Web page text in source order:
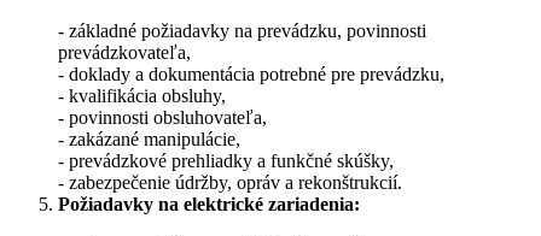
- základné požiadavky na prevádzku, povinnosti
prevádzkovateľa,
- doklady a dokumentácia potrebné pre prevádzku,
- kvalifikácia obsluhy,
- povinnosti obsluhovateľa,
- zakázané manipulácie,
- prevádzkové prehliadky a funkčné skúšky,
- zabezpečenie údržby, opráv a rekonštrukcií.
Požiadavky na elektrické zariadenia: